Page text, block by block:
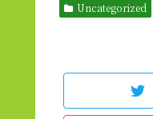
Uncategorized